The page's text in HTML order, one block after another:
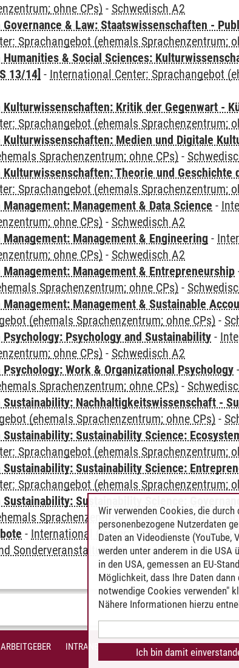
ohne CPs) - Schwedisch A2
& Law: Staatswissenschaften -
Sprachangebot (ehemals Sprachenzentrum;
& Social Sciences:
13/14] - International Center: Sprachangebot
Kritik der Gegenwart -
Sprachangebot (ehemals Sprachenzentrum;
Medien und Digitale
Sprachenzentrum; ohne CPs) -
Theorie und Geschichte
Sprachangebot (ehemals Sprachenzentrum;
Management & Data Science -
ohne CPs) - Schwedisch A2
Management & Engineering -
ohne CPs) - Schwedisch A2
Management & Entrepreneurship
Sprachenzentrum; ohne CPs) -
Management & Sustainable
(ehemals Sprachenzentrum; ohne CPs) -
Psychology and Sustainability -
ohne CPs) - Schwedisch A2
Work & Organizational Psychology -
Sprachenzentrum; ohne CPs) -
Sustainability: Nachhaltigkeitswissenschaft -
(ehemals Sprachenzentrum; ohne CPs) -
Sustainability Science:
Sprachangebot (ehemals Sprachenzentrum;
Sustainability Science:
Sprachangebot (ehemals Sprachenzentrum;
Sustainability Science:
Sprachenzentrum; ohne CPs)-
- International Center: Sprachangebot
Sonderveranstaltungen
INTRANET IMPRESSUM DATENSCHUTZ
Wir verwenden Cookies, die
personenbezogene Nutzerdaten
Daten an Videodienste (YouTube,
werden unter anderem in die
in den USA, gemessen an EU-
Möglichkeit, dass Ihre Daten dann
notwendige Cookies verwenden"
Nähere Informationen hierzu
Ich bin damit